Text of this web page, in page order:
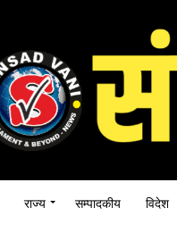
राज्य सम्पादकीय विदेश